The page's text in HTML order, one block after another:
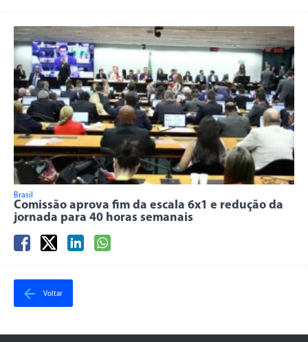
Brasil
Comissão aprova fim da escala 6x1 e redução da
jornada para 40 horas semanais
Voltar